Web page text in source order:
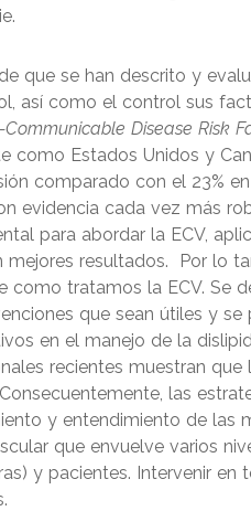
que se han descrito y
así como el control sus
Communicable Disease Risk
como Estados Unidos y
comparado con el 23%
evidencia cada vez más
para abordar la ECV,
mejores resultados. Por lo
como tratamos la ECV. Se
que sean útiles y
en el manejo de la
recientes muestran que
las
y entendimiento de las
que envuelve varios
y pacientes. Intervenir